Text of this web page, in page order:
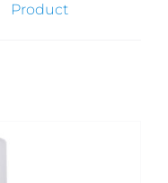
Product